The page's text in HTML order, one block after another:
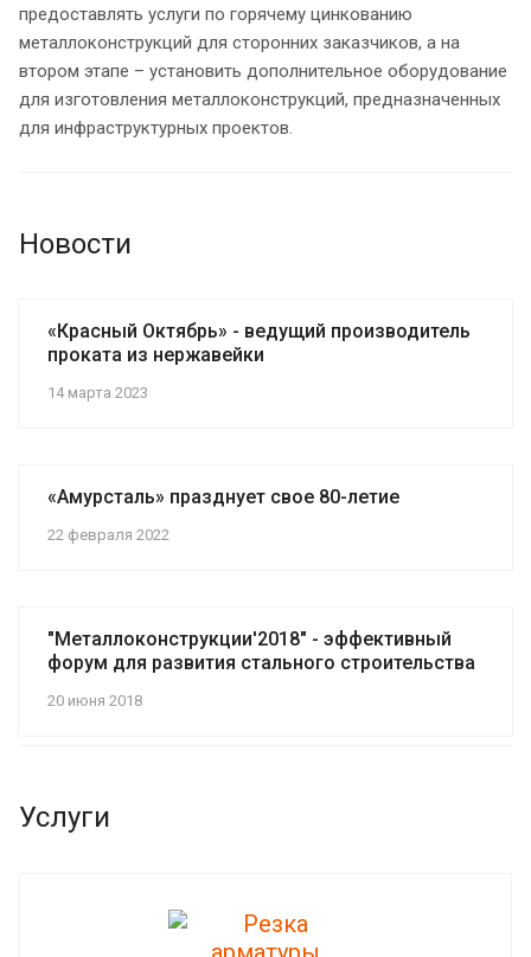
предоставлять услуги по горячему цинкованию
металлоконструкций для сторонних заказчиков, а на
втором этапе – установить дополнительное оборудование
для изготовления металлоконструкций, предназначенных
для инфраструктурных проектов.
Новости
14 марта 2023
«Красный Октябрь» - ведущий производитель
проката из нержавейки
22 февраля 2022
«Амурсталь» празднует свое 80-летие
20 июня 2018
"Металлоконструкции'2018" - эффективный
форум для развития стального строительства
Услуги